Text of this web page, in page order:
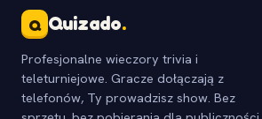
Q Quizado.
Profesjonalne wieczory trivia i
teleturniejowe. Gracze dołączają z
telefonów, Ty prowadzisz show. Bez